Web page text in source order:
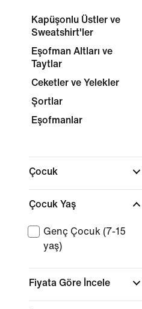
Kapüşonlu Üstler ve
Sweatshirt'ler
Eşofman Altları ve
Taytlar
Ceketler ve Yelekler
Şortlar
Eşofmanlar
Çocuk
Çocuk Yaş
Genç Çocuk (7-15
yaş)
Fiyata Göre İncele